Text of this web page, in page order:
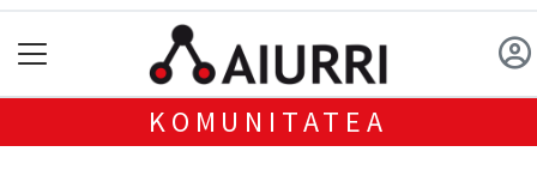
KOMUNITATEA